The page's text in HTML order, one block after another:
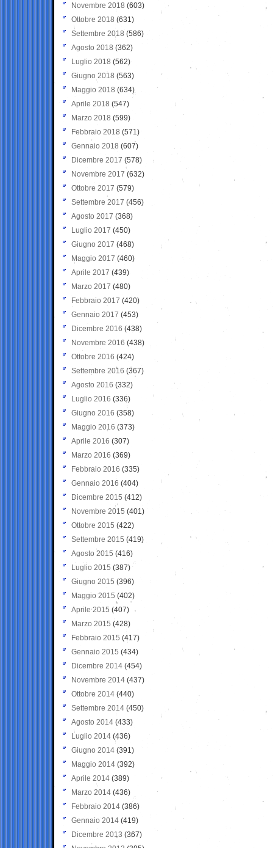
Novembre 2018 (603)
Ottobre 2018 (631)
Settembre 2018 (586)
Agosto 2018 (362)
Luglio 2018 (562)
Giugno 2018 (563)
Maggio 2018 (634)
Aprile 2018 (547)
Marzo 2018 (599)
Febbraio 2018 (571)
Gennaio 2018 (607)
Dicembre 2017 (578)
Novembre 2017 (632)
Ottobre 2017 (579)
Settembre 2017 (456)
Agosto 2017 (368)
Luglio 2017 (450)
Giugno 2017 (468)
Maggio 2017 (460)
Aprile 2017 (439)
Marzo 2017 (480)
Febbraio 2017 (420)
Gennaio 2017 (453)
Dicembre 2016 (438)
Novembre 2016 (438)
Ottobre 2016 (424)
Settembre 2016 (367)
Agosto 2016 (332)
Luglio 2016 (336)
Giugno 2016 (358)
Maggio 2016 (373)
Aprile 2016 (307)
Marzo 2016 (369)
Febbraio 2016 (335)
Gennaio 2016 (404)
Dicembre 2015 (412)
Novembre 2015 (401)
Ottobre 2015 (422)
Settembre 2015 (419)
Agosto 2015 (416)
Luglio 2015 (387)
Giugno 2015 (396)
Maggio 2015 (402)
Aprile 2015 (407)
Marzo 2015 (428)
Febbraio 2015 (417)
Gennaio 2015 (434)
Dicembre 2014 (454)
Novembre 2014 (437)
Ottobre 2014 (440)
Settembre 2014 (450)
Agosto 2014 (433)
Luglio 2014 (436)
Giugno 2014 (391)
Maggio 2014 (392)
Aprile 2014 (389)
Marzo 2014 (436)
Febbraio 2014 (386)
Gennaio 2014 (419)
Dicembre 2013 (367)